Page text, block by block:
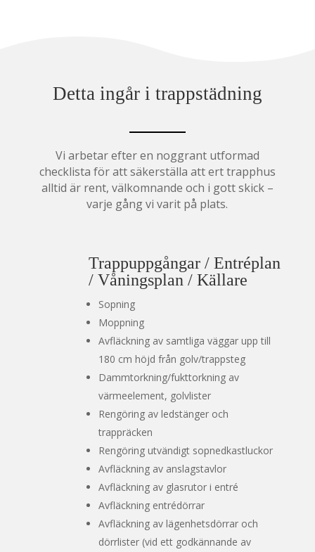
Detta ingår i trappstädning
Vi arbetar efter en noggrant utformad
checklista för att säkerställa att ert trapphus
alltid är rent, välkomnande och i gott skick –
varje gång vi varit på plats.
Trappuppgångar / Entréplan
/ Våningsplan / Källare
Sopning
Moppning
Avfläckning av samtliga väggar upp till
180 cm höjd från golv/trappsteg
Dammtorkning/fukttorkning av
värmeelement, golvlister
Rengöring av ledstänger och
trappräcken
Rengöring utvändigt sopnedkastluckor
Avfläckning av anslagstavlor
Avfläckning av glasrutor i entré
Avfläckning entrédörrar
Avfläckning av lägenhetsdörrar och
dörrlister (vid ett godkännande av